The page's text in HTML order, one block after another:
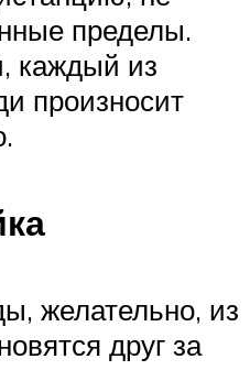
пределы.
каждый из
произносит
желательно, из
друг за